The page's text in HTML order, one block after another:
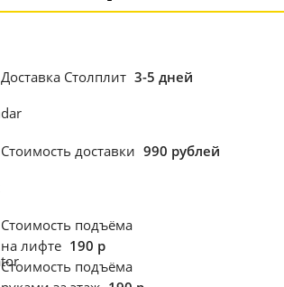
Доставка Столплит 3-5 дней
Стоимость доставки 990 рублей
Стоимость подъёма
на лифте 190 р
Стоимость подъёма